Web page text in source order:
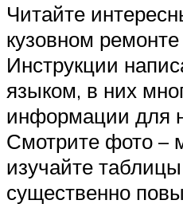
Читайте
кузовном
Инструкции
языком, в них
информации для
Смотрите фото –
изучайте
существенно